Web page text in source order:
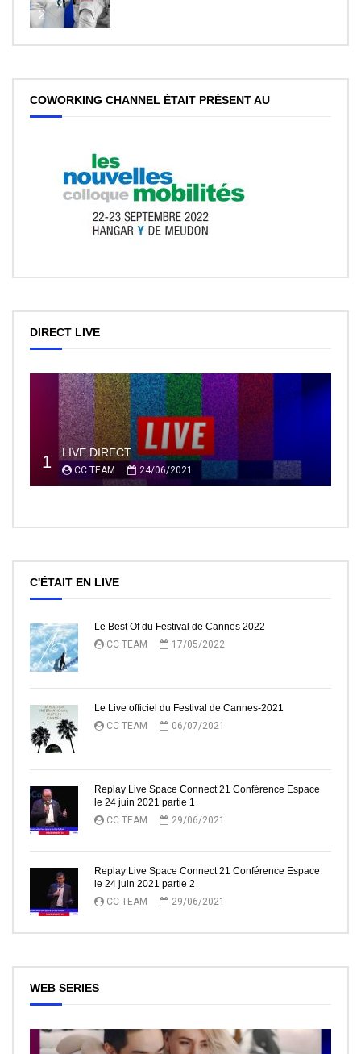
2
COWORKING CHANNEL ÉTAIT PRÉSENT AU
DIRECT LIVE
1 LIVE DIRECT
CC TEAM 24/06/2021
C'ÉTAIT EN LIVE
Le Best Of du Festival de Cannes 2022
CC TEAM
17/05/2022
Le Live officiel du Festival de Cannes-2021
CC TEAM
06/07/2021
Replay Live Space Connect 21 Conférence Espace
le 24 juin 2021 partie 1
CC TEAM
29/06/2021
Replay Live Space Connect 21 Conférence Espace
le 24 juin 2021 partie 2
CC TEAM
29/06/2021
WEB SERIES